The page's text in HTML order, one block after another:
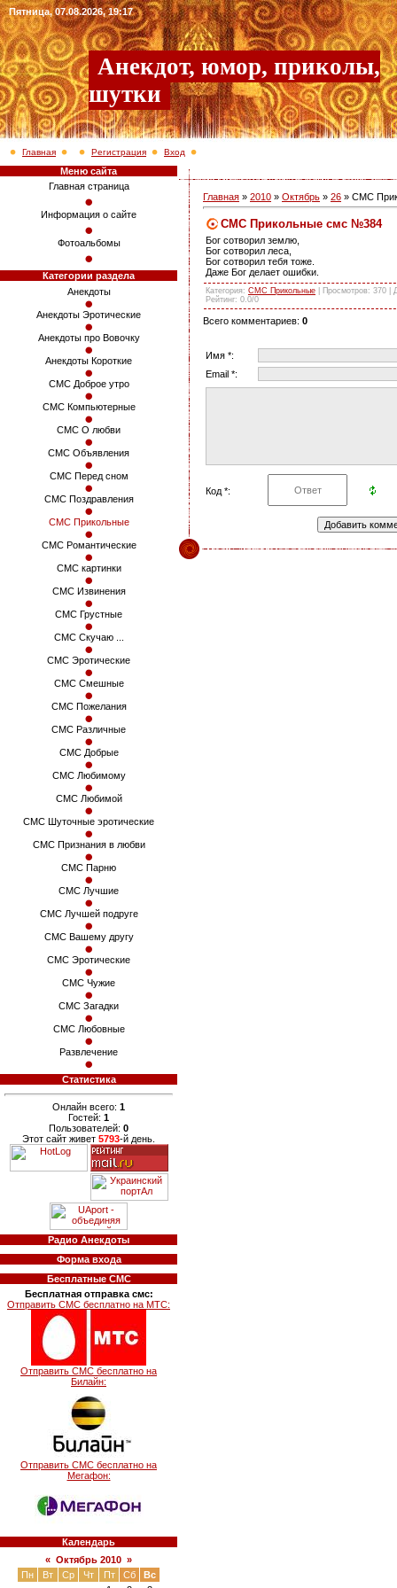
Пятница, 07.08.2026, 19:17
Анекдот, юмор, приколы,
шутки
Главная Регистрация Вход
Меню сайта
Главная страница
Информация о сайте
Фотоальбомы
Категории раздела
Анекдоты
Анекдоты Эротические
Анекдоты про Вовочку
Анекдоты Короткие
СМС Доброе утро
СМС Компьютерные
СМС О любви
СМС Объявления
СМС Перед сном
СМС Поздравления
СМС Прикольные
СМС Романтические
СМС картинки
СМС Извинения
СМС Грустные
СМС Скучаю ...
СМС Эротические
СМС Смешные
СМС Пожелания
СМС Различные
СМС Добрые
СМС Любимому
СМС Любимой
СМС Шуточные эротические
СМС Признания в любви
СМС Парню
СМС Лучшие
СМС Лучшей подруге
СМС Вашему другу
СМС Эротические
СМС Чужие
СМС Загадки
СМС Любовные
Развлечение
Статистика
Онлайн всего: 1
Гостей: 1
Пользователей: 0
Этот сайт живет 5793-й день.
Радио Анекдоты
Форма входа
Бесплатные СМС
Бесплатная отправка смс:
Отправить СМС бесплатно на МТС:
Отправить СМС бесплатно на
Билайн:
Отправить СМС бесплатно на
Мегафон:
Календарь
« Октябрь 2010 »
Пн
Вт Ср Чт Пт Сб
Вс
Главная » 2010 » Октябрь » 26 » СМС
СМС Прикольные смс №384
Бог сотворил землю,
Бог сотворил леса,
Бог сотворил тебя тоже.
Даже Бог делает ошибки.
Категория: СМС Прикольные Просмотров: 370 |
Рейтинг: 0.0/0
Всего комментариев: 0
Имя *:
Email *:
Код *: